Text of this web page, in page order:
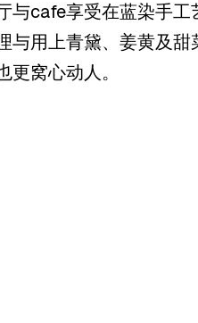
与cafe享受在蓝染手
与用上青黛、姜黄及甜
更窝心动人。